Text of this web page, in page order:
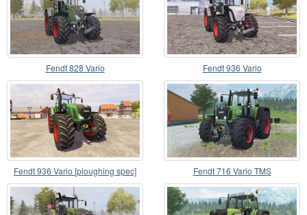
Fendt 828 Vario Fendt 936 Vario
Fendt 936 Vario [ploughing spec] Fendt 716 Vario TMS